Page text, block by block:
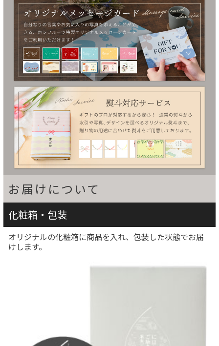
お届けについて
化粧箱・包装
オリジナルの化粧箱に商品を入れ、包装した状態でお届
けします。